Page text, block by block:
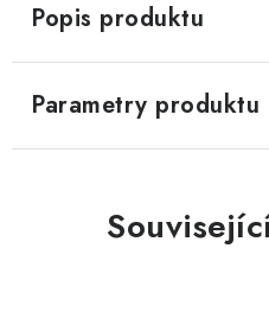
Popis produktu
Parametry produktu